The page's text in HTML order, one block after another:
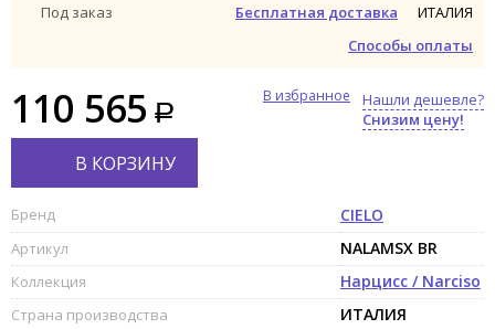
Под заказ
Бесплатная доставка
Способы оплаты
ИТАЛИЯ
110 565
Нашли дешевле?
Снизим цену!
В избранное
В КОРЗИНУ
Бренд CIELO
Артикул NALAMSX BR
Коллекция Нарцисс / Narciso
Страна производства ИТАЛИЯ